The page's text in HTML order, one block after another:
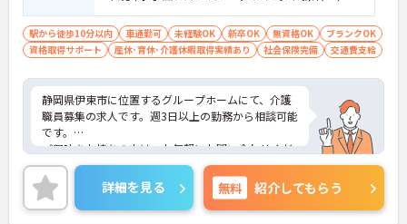
単な入力程度）できる方 ■普通自動車運転
免許 あれば尚可（AT限定可）
駅から徒歩10分以内 車通勤可 未経験OK 新卒OK 無資格OK
ブランクOK
資格取得サポート
産休･育休･介護休暇取得実績あり 社会保険完備 交通費支給
静岡県伊東市に位置するグループホームにて、介護
職員募集の求人です。週3日以上の勤務から相談可能
です。
ご興味をお持ちの方は、お気軽にお問い合わせくだ
さい。
詳細を見る 無料 紹介してもらう